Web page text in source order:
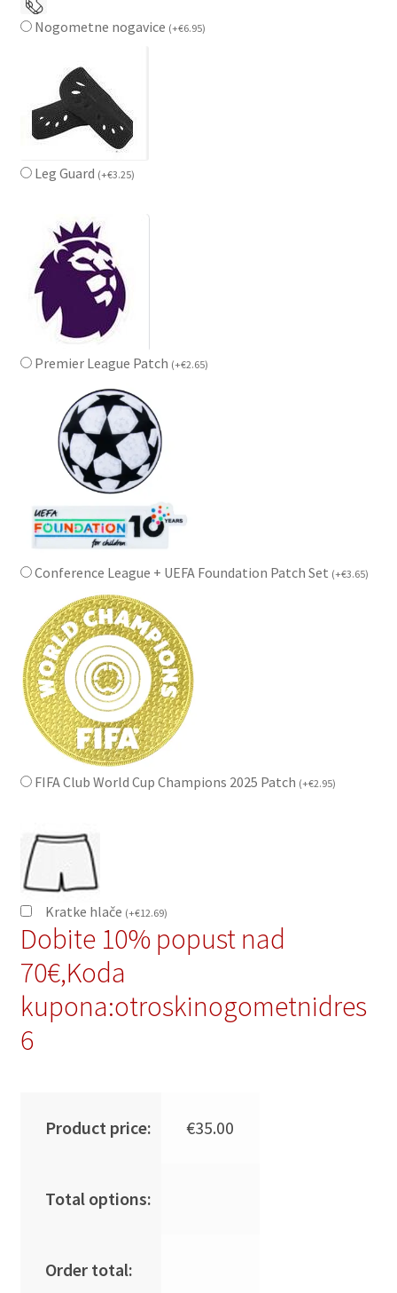
Nogometne nogavice (+€6.95)
Leg Guard (+€3.25)
Premier League Patch (+€2.65)
Conference League + UEFA Foundation Patch Set (+€3.65)
FIFA Club World Cup Champions 2025 Patch (+€2.95)
Kratke hlače (+€12.69)
Dobite 10% popust nad
70€,Koda
kupona:otroskinogometnidres
6
Product price: €35.00
Total options:
Order total: